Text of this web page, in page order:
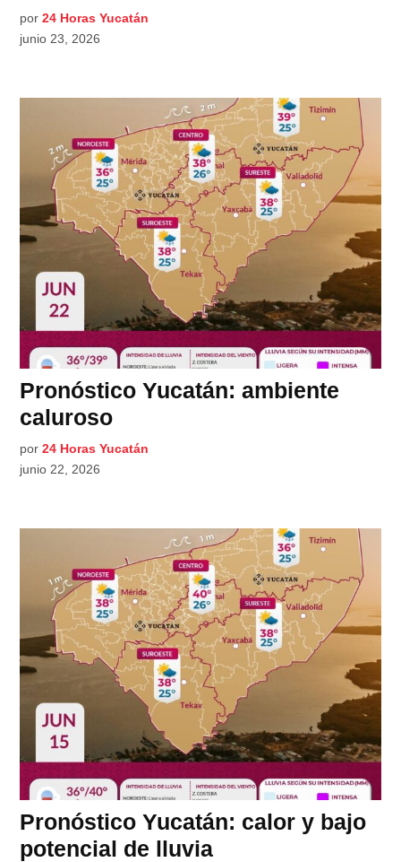
por 24 Horas Yucatán
junio 23, 2026
Pronóstico Yucatán: ambiente
caluroso
por 24 Horas Yucatán
junio 22, 2026
Pronóstico Yucatán: calor y bajo
potencial de lluvia